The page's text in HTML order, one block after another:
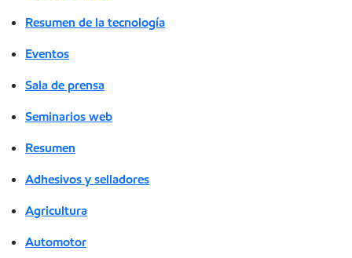
Resumen de la tecnología
Eventos
Sala de prensa
Seminarios web
Resumen
Adhesivos y selladores
Agricultura
Automotor